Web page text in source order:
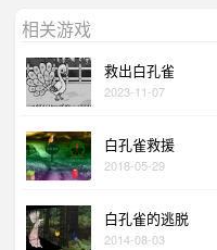
相关游戏
救出白孔雀
2023-11-07
白孔雀救援
2018-05-29
白孔雀的逃脱
2014-08-03